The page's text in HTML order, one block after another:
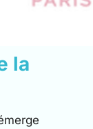
la